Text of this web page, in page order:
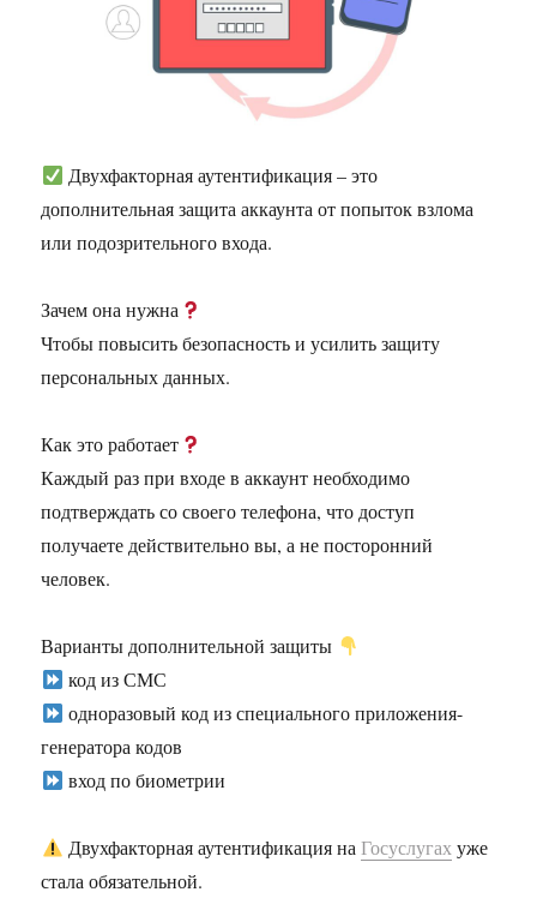
Двухфакторная аутентификация – это
дополнительная защита аккаунта от попыток взлома
или подозрительного входа.
Зачем она нужна
Чтобы повысить безопасность и усилить защиту
персональных данных.
Как это работает
Каждый раз при входе в аккаунт необходимо
подтверждать со своего телефона, что доступ
получаете действительно вы, а не посторонний
человек.
Варианты дополнительной защиты
код из СМС
одноразовый код из специального приложения-
генератора кодов
вход по биометрии
Двухфакторная аутентификация на Госуслугах уже
стала обязательной.